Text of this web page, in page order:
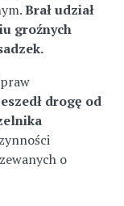
Brał udział
groźnych
drogę od
o